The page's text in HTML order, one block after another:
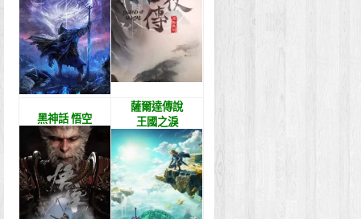
黑神話 悟空
薩爾達傳說
王國之淚